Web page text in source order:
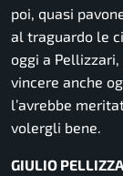
poi, quasi
al traguardo le
oggi a
vincere anche
l’avrebbe
volergli bene.
GIULIO